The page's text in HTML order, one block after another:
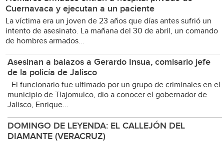
Cuernavaca y ejecutan a un paciente
La víctima era un joven de 23 años que días antes sufrió un
intento de asesinato. La mañana del 30 de abril, un comando
de hombres armados...
Asesinan a balazos a Gerardo Insua, comisario jefe
de la policía de Jalisco
El funcionario fue ultimado por un grupo de criminales en el
municipio de Tlajomulco, dio a conocer el gobernador de
Jalisco, Enrique...
DOMINGO DE LEYENDA: EL CALLEJÓN DEL
DIAMANTE (VERACRUZ)